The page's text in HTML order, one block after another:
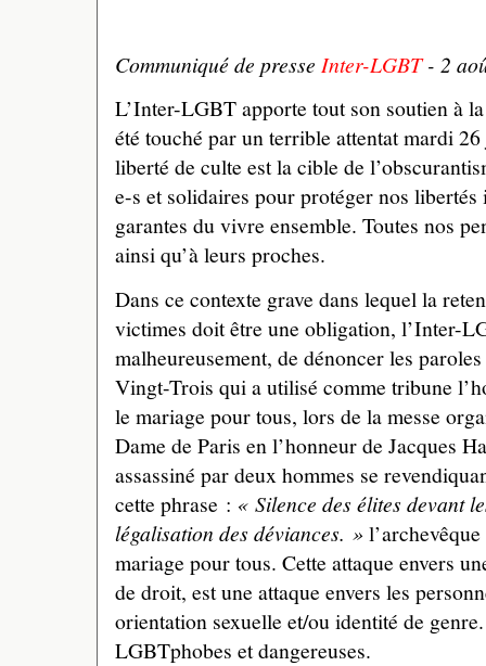
Communiqué de presse Inter-LGBT- 2
L’Inter-LGBT apporte tout son soutien à
été touché par un terrible attentat mardi
liberté de culte est la cible de
e-s et solidaires pour protéger nos
garantes du vivre ensemble. Toutes nos
ainsi qu’à leurs proches.
Dans ce contexte grave dans lequel la
victimes doit être une obligation, l’Inter-
malheureusement, de dénoncer les
Vingt-Trois qui a utilisé comme tribune
le mariage pour tous, lors de la messe
Dame de Paris en l’honneur de Jacques
assassiné par deux hommes se
cette phrase : « Silence des élites devant
légalisation des déviances. »
mariage pour tous. Cette attaque envers
de droit, est une attaque envers les
orientation sexuelle et/ou identité de
LGBTphobes et dangereuses.